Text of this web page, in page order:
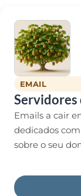
EMAIL
Servidores
Emails a cair
dedicados
sobre o seu